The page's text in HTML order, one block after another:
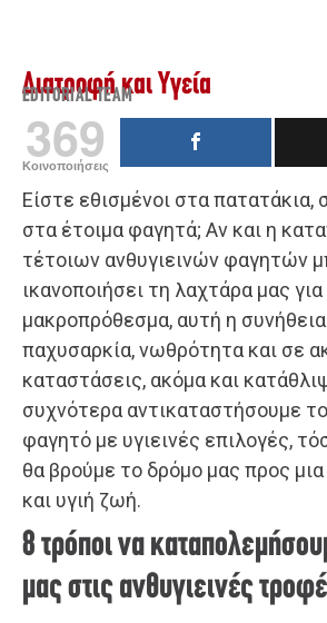
Διατροφή και Υγεία
EDITORIAL TEAM
369
Κοινοποιήσεις
Είστε εθισμένοι στα πατατάκια,
στα έτοιμα φαγητά; Αν και η
τέτοιων ανθυγιεινών φαγητών
ικανοποιήσει τη λαχτάρα μας
μακροπρόθεσμα, αυτή η
παχυσαρκία, νωθρότητα και σε
καταστάσεις, ακόμα και
συχνότερα αντικαταστήσουμε το
φαγητό με υγιεινές επιλογές,
θα βρούμε το δρόμο μας προς
και υγιή ζωή.
8 τρόποι να
μας στις ανθυγιεινές